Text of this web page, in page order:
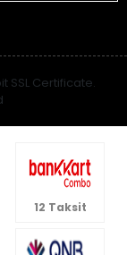
SSL Certificate.
12 Taksit